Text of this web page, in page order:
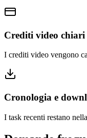
Crediti video chiari
I crediti video vengono
Cronologia e
I task recenti restano